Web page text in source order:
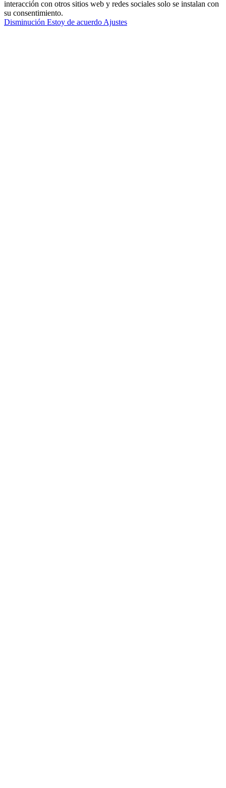
interacción con otros sitios web y redes sociales solo se instalan con
su consentimiento.
Disminución Estoy de acuerdo Ajustes